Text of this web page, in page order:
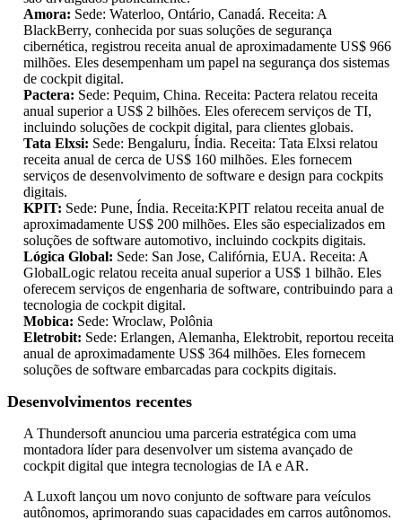
Amora: Sede: Waterloo, Ontário, Canadá. Receita: A
BlackBerry, conhecida por suas soluções de segurança
cibernética, registrou receita anual de aproximadamente US$ 966
milhões. Eles desempenham um papel na segurança dos sistemas
de cockpit digital.
Pactera: Sede: Pequim, China. Receita: Pactera relatou receita
anual superior a US$ 2 bilhões. Eles oferecem serviços de TI,
incluindo soluções de cockpit digital, para clientes globais.
Tata Elxsi: Sede: Bengaluru, Índia. Receita: Tata Elxsi relatou
receita anual de cerca de US$ 160 milhões. Eles fornecem
serviços de desenvolvimento de software e design para cockpits
digitais.
KPIT: Sede: Pune, Índia. Receita:KPIT relatou receita anual de
aproximadamente US$ 200 milhões. Eles são especializados em
soluções de software automotivo, incluindo cockpits digitais.
Lógica Global: Sede: San Jose, Califórnia, EUA. Receita: A
GlobalLogic relatou receita anual superior a US$ 1 bilhão. Eles
oferecem serviços de engenharia de software, contribuindo para a
tecnologia de cockpit digital.
Mobica: Sede: Wroclaw, Polônia
Eletrobit: Sede: Erlangen, Alemanha, Elektrobit, reportou receita
anual de aproximadamente US$ 364 milhões. Eles fornecem
soluções de software embarcadas para cockpits digitais.
Desenvolvimentos recentes
A Thundersoft anunciou uma parceria estratégica com uma
montadora líder para desenvolver um sistema avançado de
cockpit digital que integra tecnologias de IA e AR.
A Luxoft lançou um novo conjunto de software para veículos
autônomos, aprimorando suas capacidades em carros autônomos.